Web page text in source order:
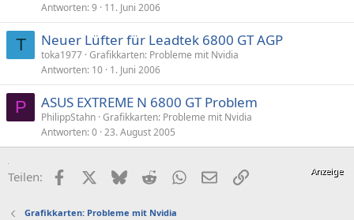
Antworten 9 11. Juni 2006
T Neuer Lüfter für Leadtek 6800 GT AGP
toka1977 Grafikkarten: Probleme mit Nvidia
Antworten 10 1. Juni 2006
P ASUS EXTREME N 6800 GT Problem
PhilippStahn Grafikkarten: Probleme mit Nvidia
Antworten 0 23. August 2005
Teilen: FacebookX (Twitter)
BlueskyRedditWhatsApp
E-MailLink
Grafikkarten: Probleme mit Nvidia